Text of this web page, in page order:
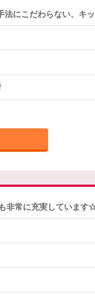
にこだわらない、キ
非常に充実しています